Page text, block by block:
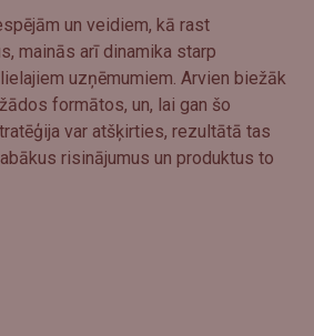
un veidiem, kā rast
mainās arī dinamika starp
uzņēmumiem. Arvien biežāk
formātos, un, lai gan šo
var atšķirties, rezultātā tas
risinājumus un produktus to